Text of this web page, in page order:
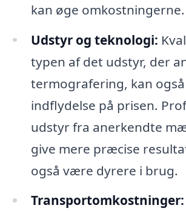
kan øge omkostningerne.
Udstyr og teknologi:
typen af det udstyr, der
termografering, kan
indflydelse på prisen.
udstyr fra anerkendte
give mere præcise
også være dyrere i brug.
Transportomkostninger: